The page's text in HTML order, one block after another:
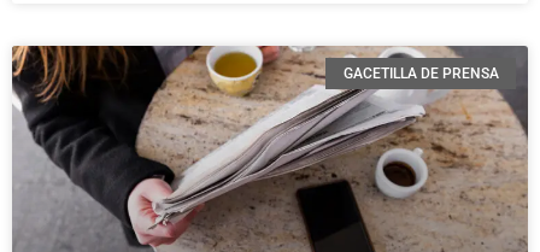
GACETILLA DE PRENSA